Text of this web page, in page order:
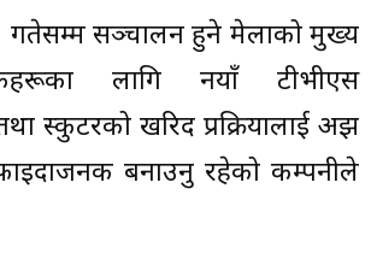
गतेसम्म सञ्चालन हुने मेलाको मुख्य
लागि नयाँ टीभीएस
स्कुटरको खरिद प्रक्रियालाई अझ
बनाउनु रहेको कम्पनीले